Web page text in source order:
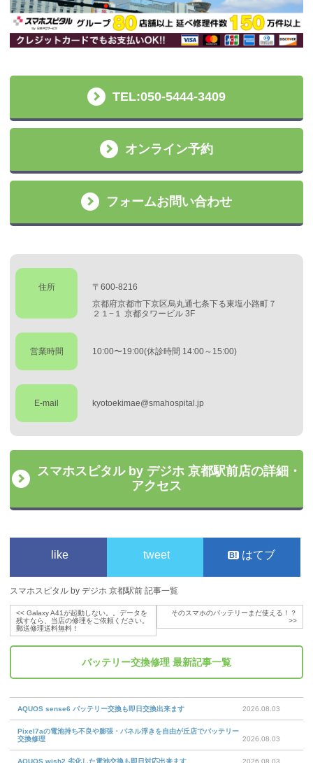
TEL:050-5444-3409
オンライン予約
フォームお問い合わせ
住所
〒600-8216
京都府京都市下京区烏丸通七条下る東塩小路町７
２１−１ 京都タワービル 3F
営業時間 10:00〜19:00(休診時間 14:00～15:00)
E-mail kyotoekimae@smahospital.jp
スマホスピタル by デジホ 京都駅前店の詳細・
アクセス
like tweet はてブ
スマホスピタル by デジホ 京都駅前 記事一覧
<<Galaxy A41が起動しない。。データを
残すなら、当店の修理をご依頼ください。
郵送修理送料無料！
そのスマホのバッテリーまだ使える！？
>>
バッテリー交換修理 最新記事一覧
AQUOS sense6 バッテリー交換も即日交換出来ます 2026.08.03
Pixel7aの電池持ち不良や膨張・パネル浮きを自由が丘店でバッテリー
交換修理
2026.08.03